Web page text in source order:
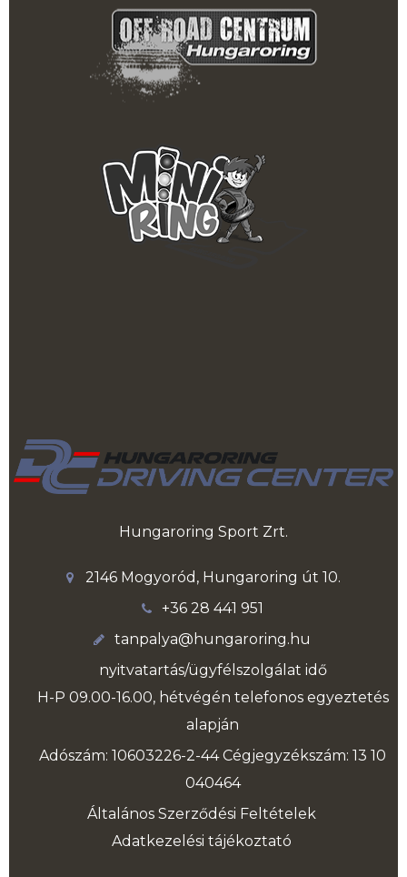
Hungaroring Sport Zrt.
2146 Mogyoród, Hungaroring út 10.
+36 28 441 951
tanpalya@hungaroring.hu
nyitvatartás/ügyfélszolgálat idő
H-P 09.00-16.00, hétvégén telefonos egyeztetés
alapján
Adószám: 10603226-2-44 Cégjegyzékszám: 13 10
040464
Általános Szerződési Feltételek
Adatkezelési tájékoztató